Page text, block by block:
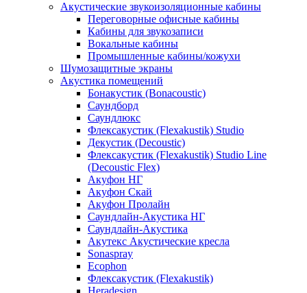
Акустические звукоизоляционные кабины
Переговорные офисные кабины
Кабины для звукозаписи
Вокальные кабины
Промышленные кабины/кожухи
Шумозащитные экраны
Акустика помещений
Бонакустик (Bonacoustic)
Саундборд
Саундлюкс
Флексакустик (Flexakustik) Studio
Декустик (Decoustic)
Флексакустик (Flexakustik) Studio Line
(Decoustic Flex)
Акуфон НГ
Акуфон Скай
Акуфон Пролайн
Саундлайн-Акустика НГ
Саундлайн-Акустика
Акутекс Акустические кресла
Sonaspray
Ecophon
Флексакустик (Flexakustik)
Heradesign